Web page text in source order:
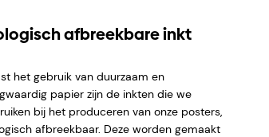
afbreekbare inkt
het gebruik van duurzaam en
papier zijn de inkten die we
bij het produceren van onze posters,
afbreekbaar. Deze worden gemaakt